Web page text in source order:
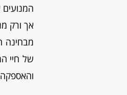
אך ורק
מבחינה
של חיי